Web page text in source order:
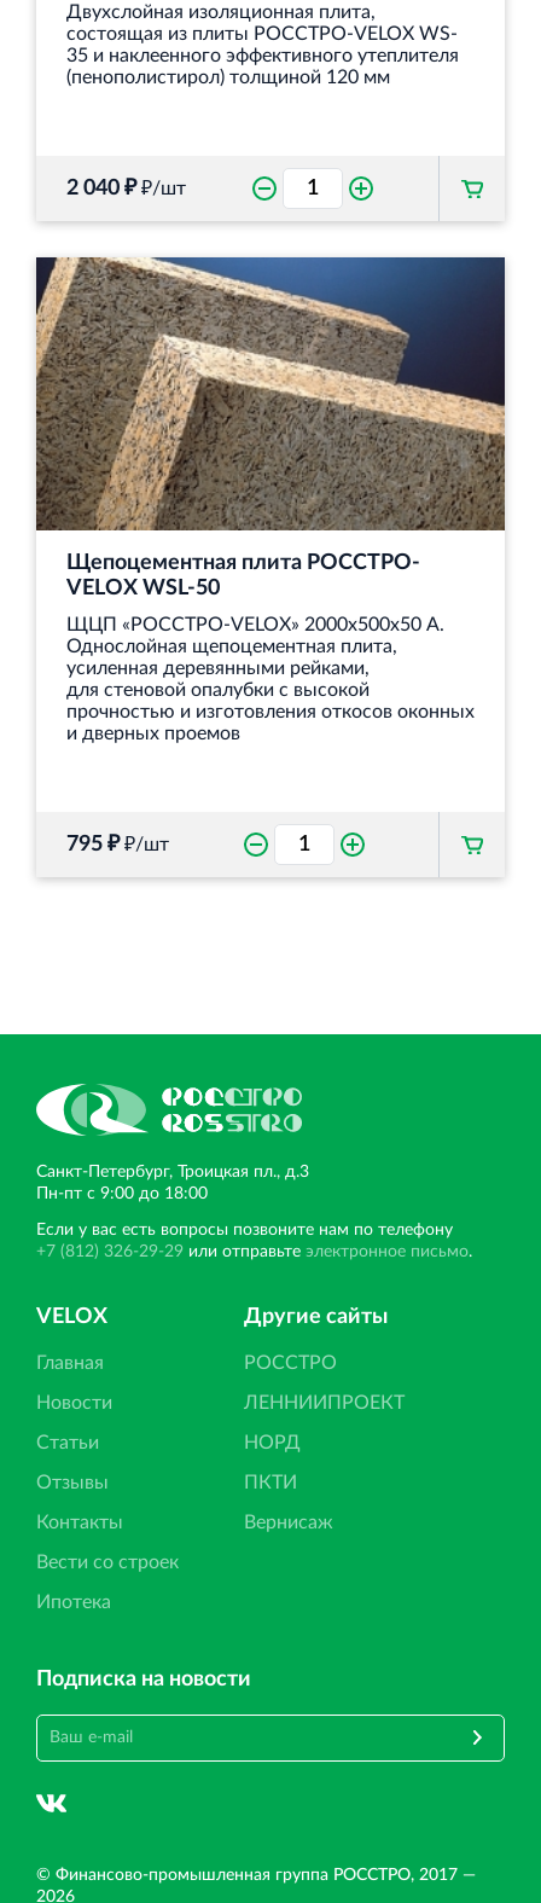
Двухслойная изоляционная плита,
состоящая из плиты РОССТРО-VELOX WS-
35 и наклеенного эффективного утеплителя
(пенополистирол) толщиной 120 мм
2 040 ₽₽/шт
Щепоцементная плита РОССТРО-
VELOX WSL‐50
ЩЦП «РОССТРО-VELOX» 2000х500х50 А.
Однослойная щепоцементная плита,
усиленная деревянными рейками,
для стеновой опалубки с высокой
прочностью и изготовления откосов оконных
и дверных проемов
795 ₽₽/шт
Санкт‐Петербург, Троицкая пл., д.3
Пн‐пт с 9:00 до 18:00
Если у вас есть вопросы позвоните нам по телефону
+7 (812) 326-29-29 или отправьте электронное письмо.
VELOX
Главная
Новости
Статьи
Отзывы
Контакты
Вести со строек
Ипотека
Другие сайты
РОССТРО
ЛЕННИИПРОЕКТ
НОРД
ПКТИ
Вернисаж
Подписка на новости
© Финансово‐промышленная группа РОССТРО, 2017 —
2026